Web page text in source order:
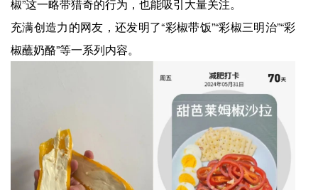
椒”这一略带猎奇的行为，也能吸引大量关注。
充满创造力的网友，还发明了“彩椒带饭”“彩椒三明治”“彩
椒蘸奶酪”等一系列内容。